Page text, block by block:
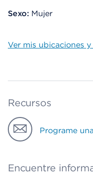
Sexo: Mujer
Ver mis ubicaciones
Recursos
Programe
Encuentre